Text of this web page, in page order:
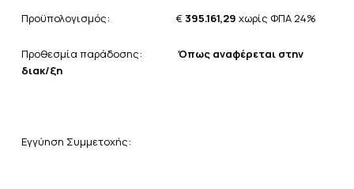
Προϋπολογισμός: €395.161,29 χωρίς ΦΠΑ 24%
Προθεσμία παράδοσης: Όπως αναφέρεται στην
διακ/ξη
Εγγύηση Συμμετοχής: